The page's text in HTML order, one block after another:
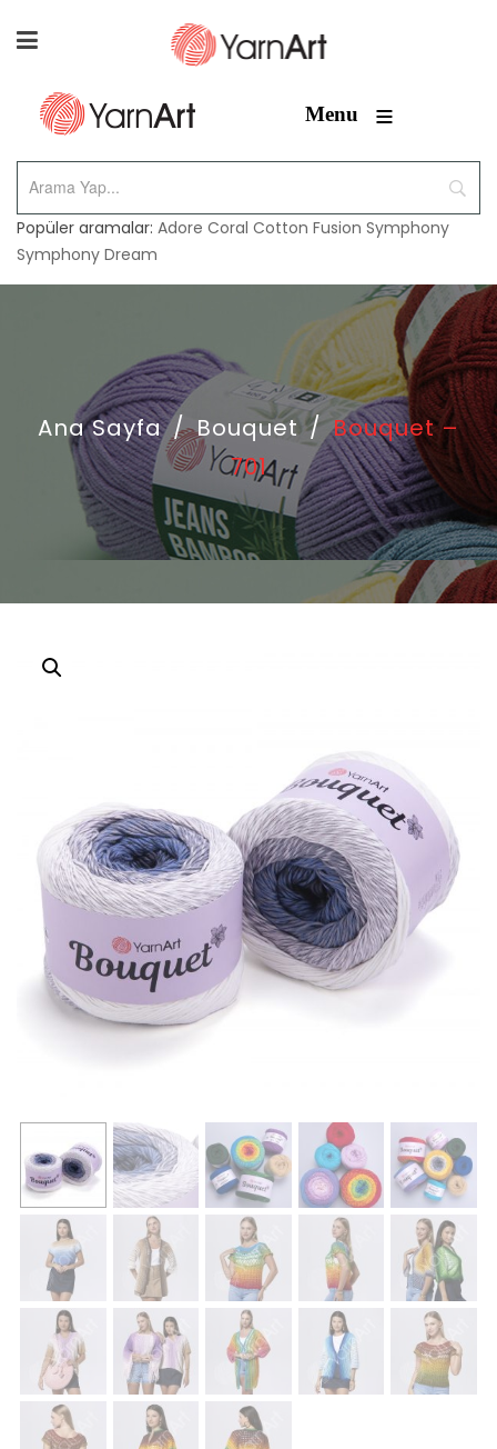
Menu ≡
Popüler aramalar: Adore Coral Cotton Fusion Symphony
Symphony Dream
Ana Sayfa / Bouquet / Bouquet –
701